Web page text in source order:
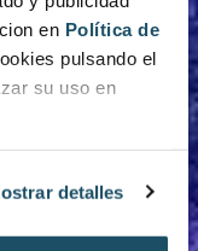
en Política de
pulsando el
su uso en
detalles